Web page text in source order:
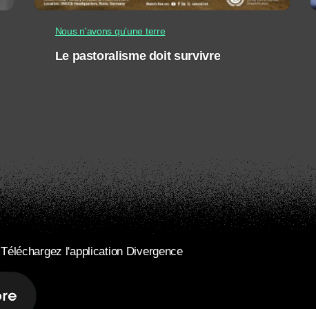
Nous n'avons qu'une terre
Le pastoralisme doit survivre
Téléchargez l'application Divergence